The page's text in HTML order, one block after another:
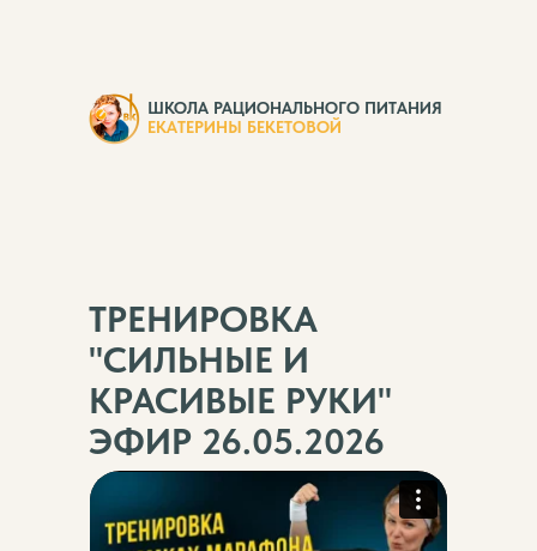
ТРЕНИРОВКА
"СИЛЬНЫЕ И
КРАСИВЫЕ РУКИ"
ЭФИР 26.05.2026
ШКОЛА РАЦИОНАЛЬНОГО ПИТАНИЯ
ЕКАТЕРИНЫ БЕКЕТОВОЙ